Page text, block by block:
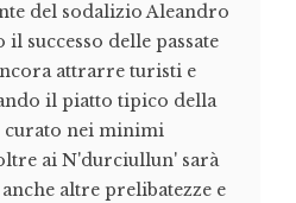
del sodalizio Aleandro
successo delle passate
attrarre turisti e
il piatto tipico della
curato nei minimi
ai N'durciullun' sarà
altre prelibatezze e